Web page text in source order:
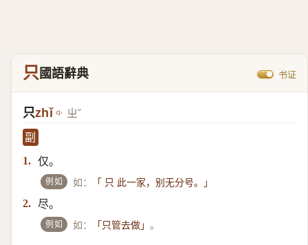
只國語辭典 书证
只zhǐ ㄓˇ
副
1. 仅。
例如 如： 「 只 此一家，别无分号。」
2. 尽。
例如 如： 「只管去做」。